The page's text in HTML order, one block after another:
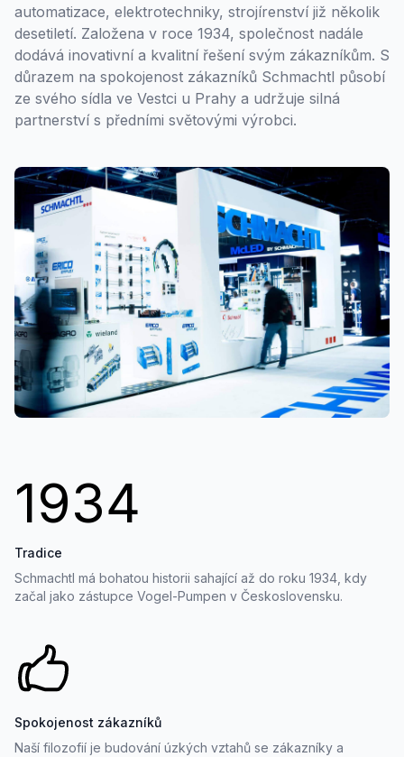
automatizace, elektrotechniky, strojírenství již několik
desetiletí. Založena v roce 1934, společnost nadále
dodává inovativní a kvalitní řešení svým zákazníkům. S
důrazem na spokojenost zákazníků Schmachtl působí
ze svého sídla ve Vestci u Prahy a udržuje silná
partnerství s předními světovými výrobci.
1934
Tradice
Schmachtl má bohatou historii sahající až do roku 1934, kdy
začal jako zástupce Vogel-Pumpen v Československu.
Spokojenost zákazníků
Naší filozofií je budování úzkých vztahů se zákazníky a